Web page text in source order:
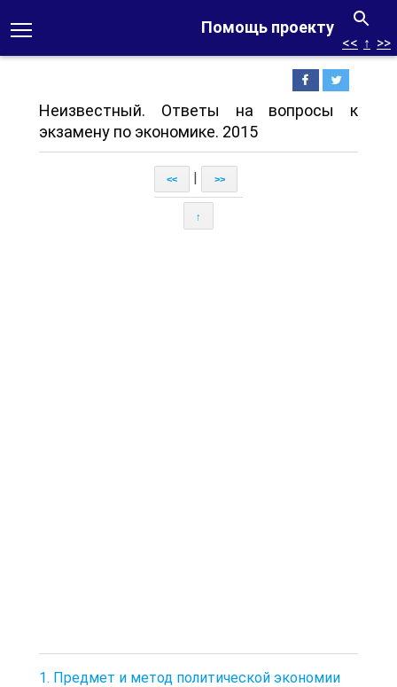
Помощь проекту
<< ↑ >>
Неизвестный. Ответы на вопросы к
экзамену по экономике. 2015
<< >>
↑
1. Предмет и метод политической экономии